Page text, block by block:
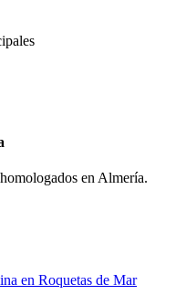
en Almería.
en Roquetas de Mar